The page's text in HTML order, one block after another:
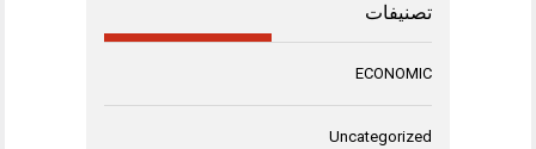
تصنيفات
ECONOMIC
Uncategorized